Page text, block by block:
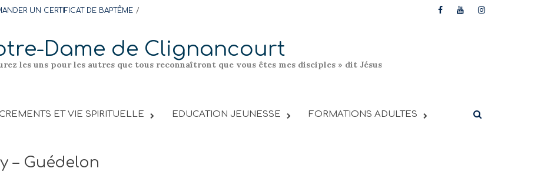
UN CERTIFICAT DE BAPTÊME
Dame de Clignancourt
les uns pour les autres que tous reconnaîtront que vous êtes mes disciples » dit Jésus
ET VIE SPIRITUELLE EDUCATION JEUNESSE FORMATIONS ADULTES
– Guédelon